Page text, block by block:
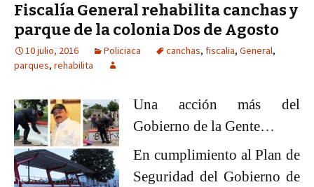
Fiscalía General rehabilita canchas y
parque de la colonia Dos de Agosto
10 julio, 2016 Policiaca canchas, fiscalia, General,
parques, rehabilita
Una acción más del
Gobierno de la Gente…
En cumplimiento al Plan de
Seguridad del Gobierno de